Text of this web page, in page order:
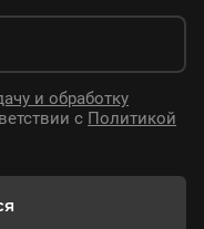
и обработку
с Политикой